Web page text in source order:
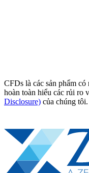
CFDs là các sản phẩm
hoàn toàn hiểu các rủi ro
Disclosure) của chúng tôi.